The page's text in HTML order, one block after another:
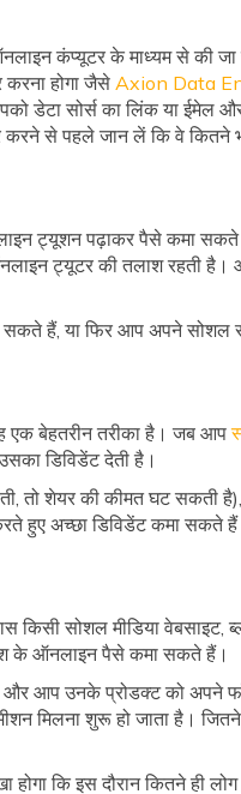
कंप्यूटर के माध्यम से की
करना होगा जैसे Axion Data
डेटा सोर्स का लिंक या ईमेल
करने से पहले जान लें कि वे कितने
ट्यूशन पढ़ाकर पैसे कमा सकते
ऑनलाइन ट्यूटर की तलाश
हैं, या फिर आप अपने सोशल
एक बेहतरीन तरीका है। जब आप
डिविडेंट देती है।
तो शेयर की कीमत घट सकती
हुए अच्छा डिविडेंट कमा सकते
सोशल मीडिया वेबसाइट,
के ऑनलाइन पैसे कमा सकते हैं।
आप उनके प्रोडक्ट को अपने
मिलना शुरू हो जाता है।
कि इस दौरान कितने ही